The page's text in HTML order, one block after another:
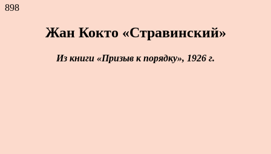
898
Жан Кокто «Стравинский»
Из книги «Призыв к порядку», 1926 г.